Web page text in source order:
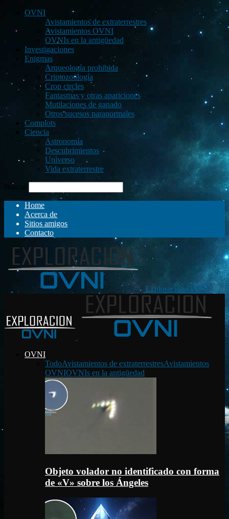
OVNI
Avistamientos de extraterrestres
Avistamientos OVNI
OVNIs en la antigüedad
Investigaciones
Enigmas
Arqueología prohibida
Criptozoología
Crop circles
Fantasmas y otras apariciones
Mutilaciones de ganado
Otros sucesos paranormales
Complots
Ciencia
Astronomía
Descubrimientos
Universo
Vida extraterrestre
Buscar
Home
Acerca de
Sitios amigos
Contacto
Exploración OVNI
OVNI
TodoAvistamientos de extraterrestresAvistamientos
OVNIOVNIs en la antigüedad
Objeto volador no identificado con forma
de «V» sobre los Ángeles